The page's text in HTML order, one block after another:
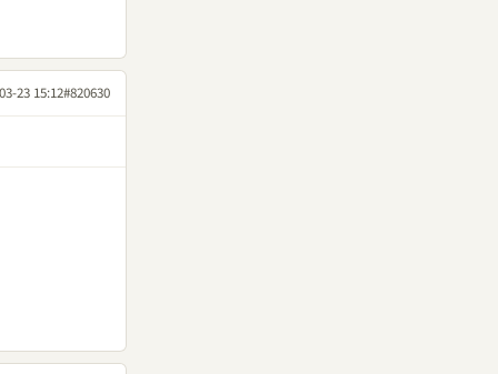
23 15:12#820630